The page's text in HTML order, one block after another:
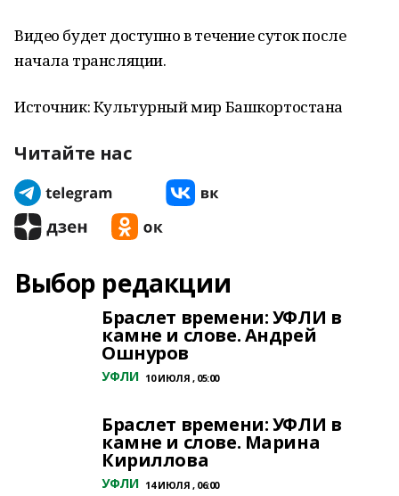
Видео будет доступно в течение суток после
начала трансляции.
Источник: Культурный мир Башкортостана
Читайте нас
Выбор редакции
Браслет времени: УФЛИ в
камне и слове. Андрей
Ошнуров
УФЛИ 10 ИЮЛЯ , 05:00
Браслет времени: УФЛИ в
камне и слове. Марина
Кириллова
УФЛИ 14 ИЮЛЯ , 06:00